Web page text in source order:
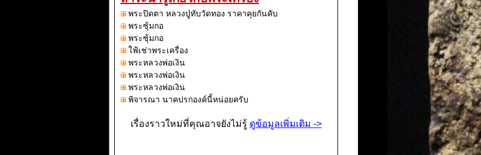
พระปิดตา หลวงปู่ทับวัดทอง ราคาคุยกันคับ
พระซุ้มกอ
พระซุ้มกอ
ใฟ้เช่าพระเครื่อง
พระหลวงพ่อเงิน
พระหลวงพ่อเงิน
พระหลวงพ่อเงิน
พิจารณา นาคปรกองค์นี้หน่อยครับ
เรื่องราวใหม่ที่คุณอาจยังไม่รู้ ดูข้อมูลเพิ่มเติม ->